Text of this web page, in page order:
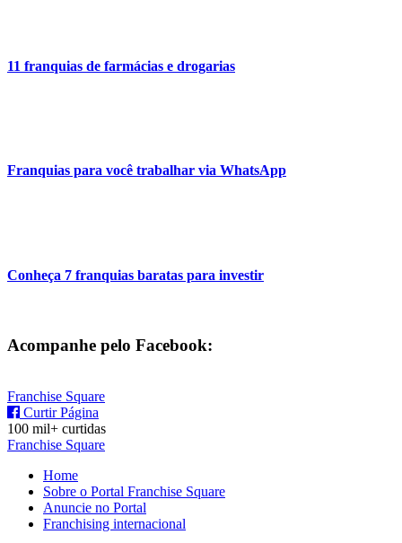
11 franquias de farmácias e drogarias
Franquias para você trabalhar via WhatsApp
Conheça 7 franquias baratas para investir
Acompanhe pelo Facebook:
Franchise Square
Curtir Página
100 mil+ curtidas
Franchise Square
Home
Sobre o Portal Franchise Square
Anuncie no Portal
Franchising internacional